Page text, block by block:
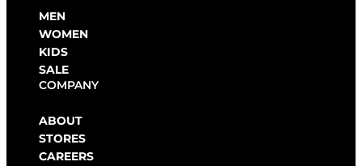
MEN
WOMEN
KIDS
SALE
COMPANY
ABOUT
STORES
CAREERS